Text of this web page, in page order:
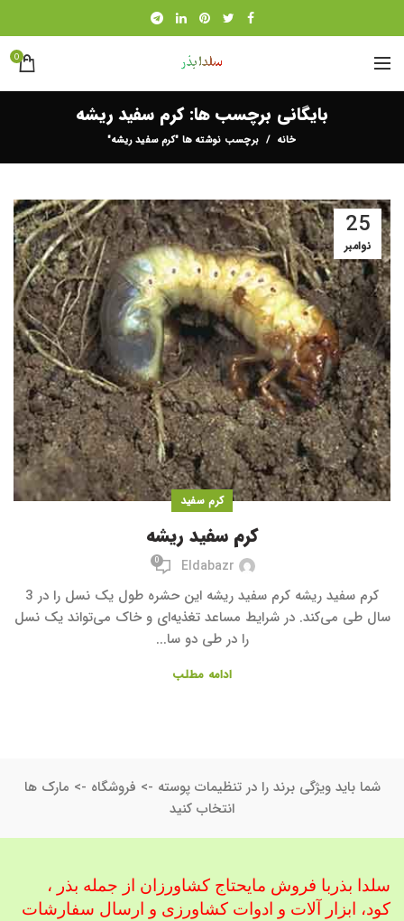
0
بایگانی برچسب ها: کرم سفید ریشه
خانه برچسب نوشته ها "کرم سفید ریشه"
25
نوامبر
کرم سفید
کرم سفید ریشه
Eldabazr
0
کرم سفید ریشه کرم سفید ریشه این حشره طول یک نسل را در 3
سال طی می‌کند. در شرایط مساعد تغذیه‌ای و خاک می‌تواند یک نسل
را در طی دو سا...
ادامه مطلب
شما باید ویژگی برند را در تنظیمات پوسته -> فروشگاه -> مارک ها
انتخاب کنید
سلدا بذربا فروش مایحتاج کشاورزان از جمله بذر ،
کود، ابزار آلات و ادوات کشاورزی و ارسال سفارشات